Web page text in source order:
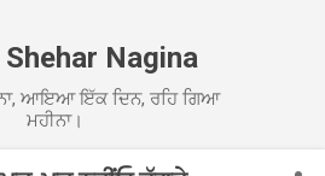
Nagina
ਆਇਆ ਇੱਕ ਦਿਨ, ਰਹਿ ਗਿਆ
ਮਹੀਨਾ।